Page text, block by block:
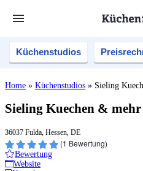
Küchenstudios
Home » Küchenstudios » Sieling
Sieling Kuechen & mehr
36037 Fulda, Hessen, DE
(1 Bewertung)
Bewertung
Website